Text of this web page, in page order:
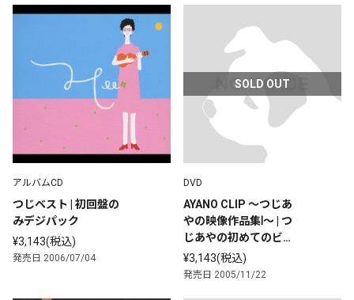
アルバムCD
つじベスト | 初回盤の
みデジパック
¥3,143(税込)
発売日 2006/07/04
SOLD OUT
DVD
AYANO CLIP ～つじあ
やの映像作品集Ⅰ～ | つ
じあやの初めてのビデ
¥3,143(税込)
発売日 2005/11/22